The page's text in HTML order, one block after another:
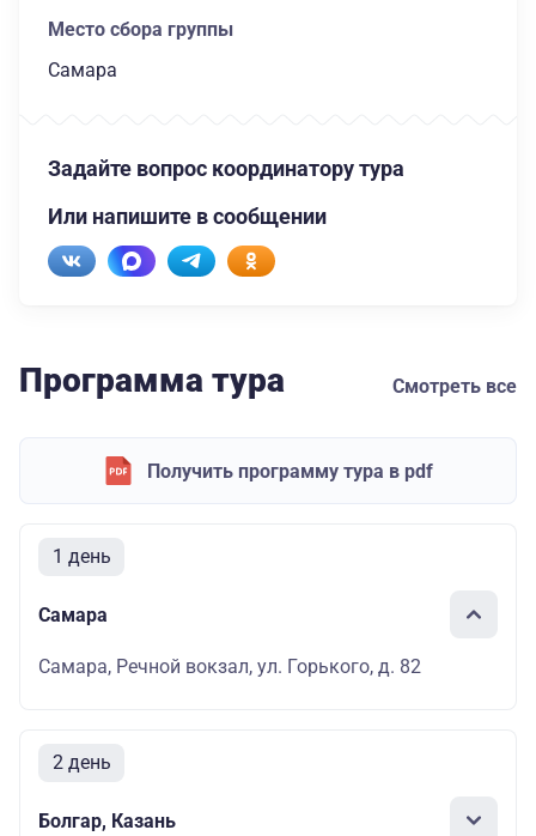
Место сбора группы
Самара
Задайте вопрос координатору тура
Или напишите в сообщении
Программа тура Смотреть все
Получить программу тура в pdf
1 день
Самара
Самара, Речной вокзал, ул. Горького, д. 82
2 день
Болгар, Казань